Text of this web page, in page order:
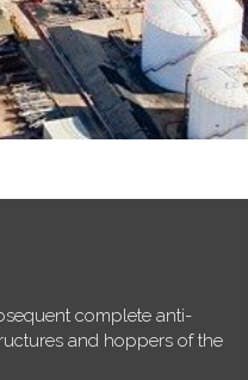
complete anti-
and hoppers of the